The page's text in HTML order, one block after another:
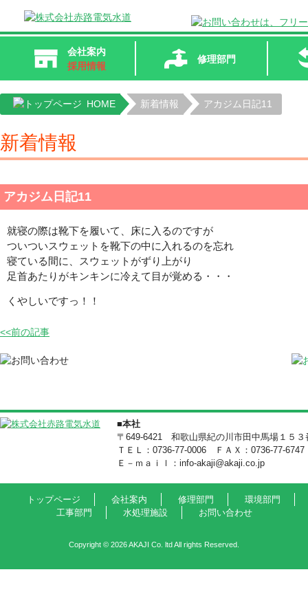
会社案内
採用情報
修理部門
HOME 新着情報 アカジム日記11
新着情報
アカジム日記11
就寝の際は靴下を履いて、床に入るのですが
ついついスウェットを靴下の中に入れるのを忘れ
寝ている間に、スウェットがずり上がり
足首あたりがキンキンに冷えて目が覚める・・・
くやしいですっ！！
<<前の記事
■本社
〒649-6421 和歌山県紀の川市田中馬場１５３
ＴＥＬ：0736-77-0006 ＦＡＸ：0736-77-6747
Ｅ－ｍａｉｌ：info-akaji@akaji.co.jp
トップページ 会社案内 修理部門
環境部門
工事部門
水処理施設 お問い合わせ
Copyright © 2026 AKAJI Co. ltd All rights Reserved.